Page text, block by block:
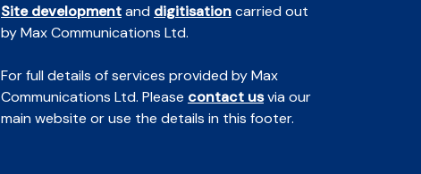
Site developmentand digitisationcarried out
by Max Communications Ltd.
For full details of services provided by Max
Communications Ltd. Please contact usvia our
main website or use the details in this footer.